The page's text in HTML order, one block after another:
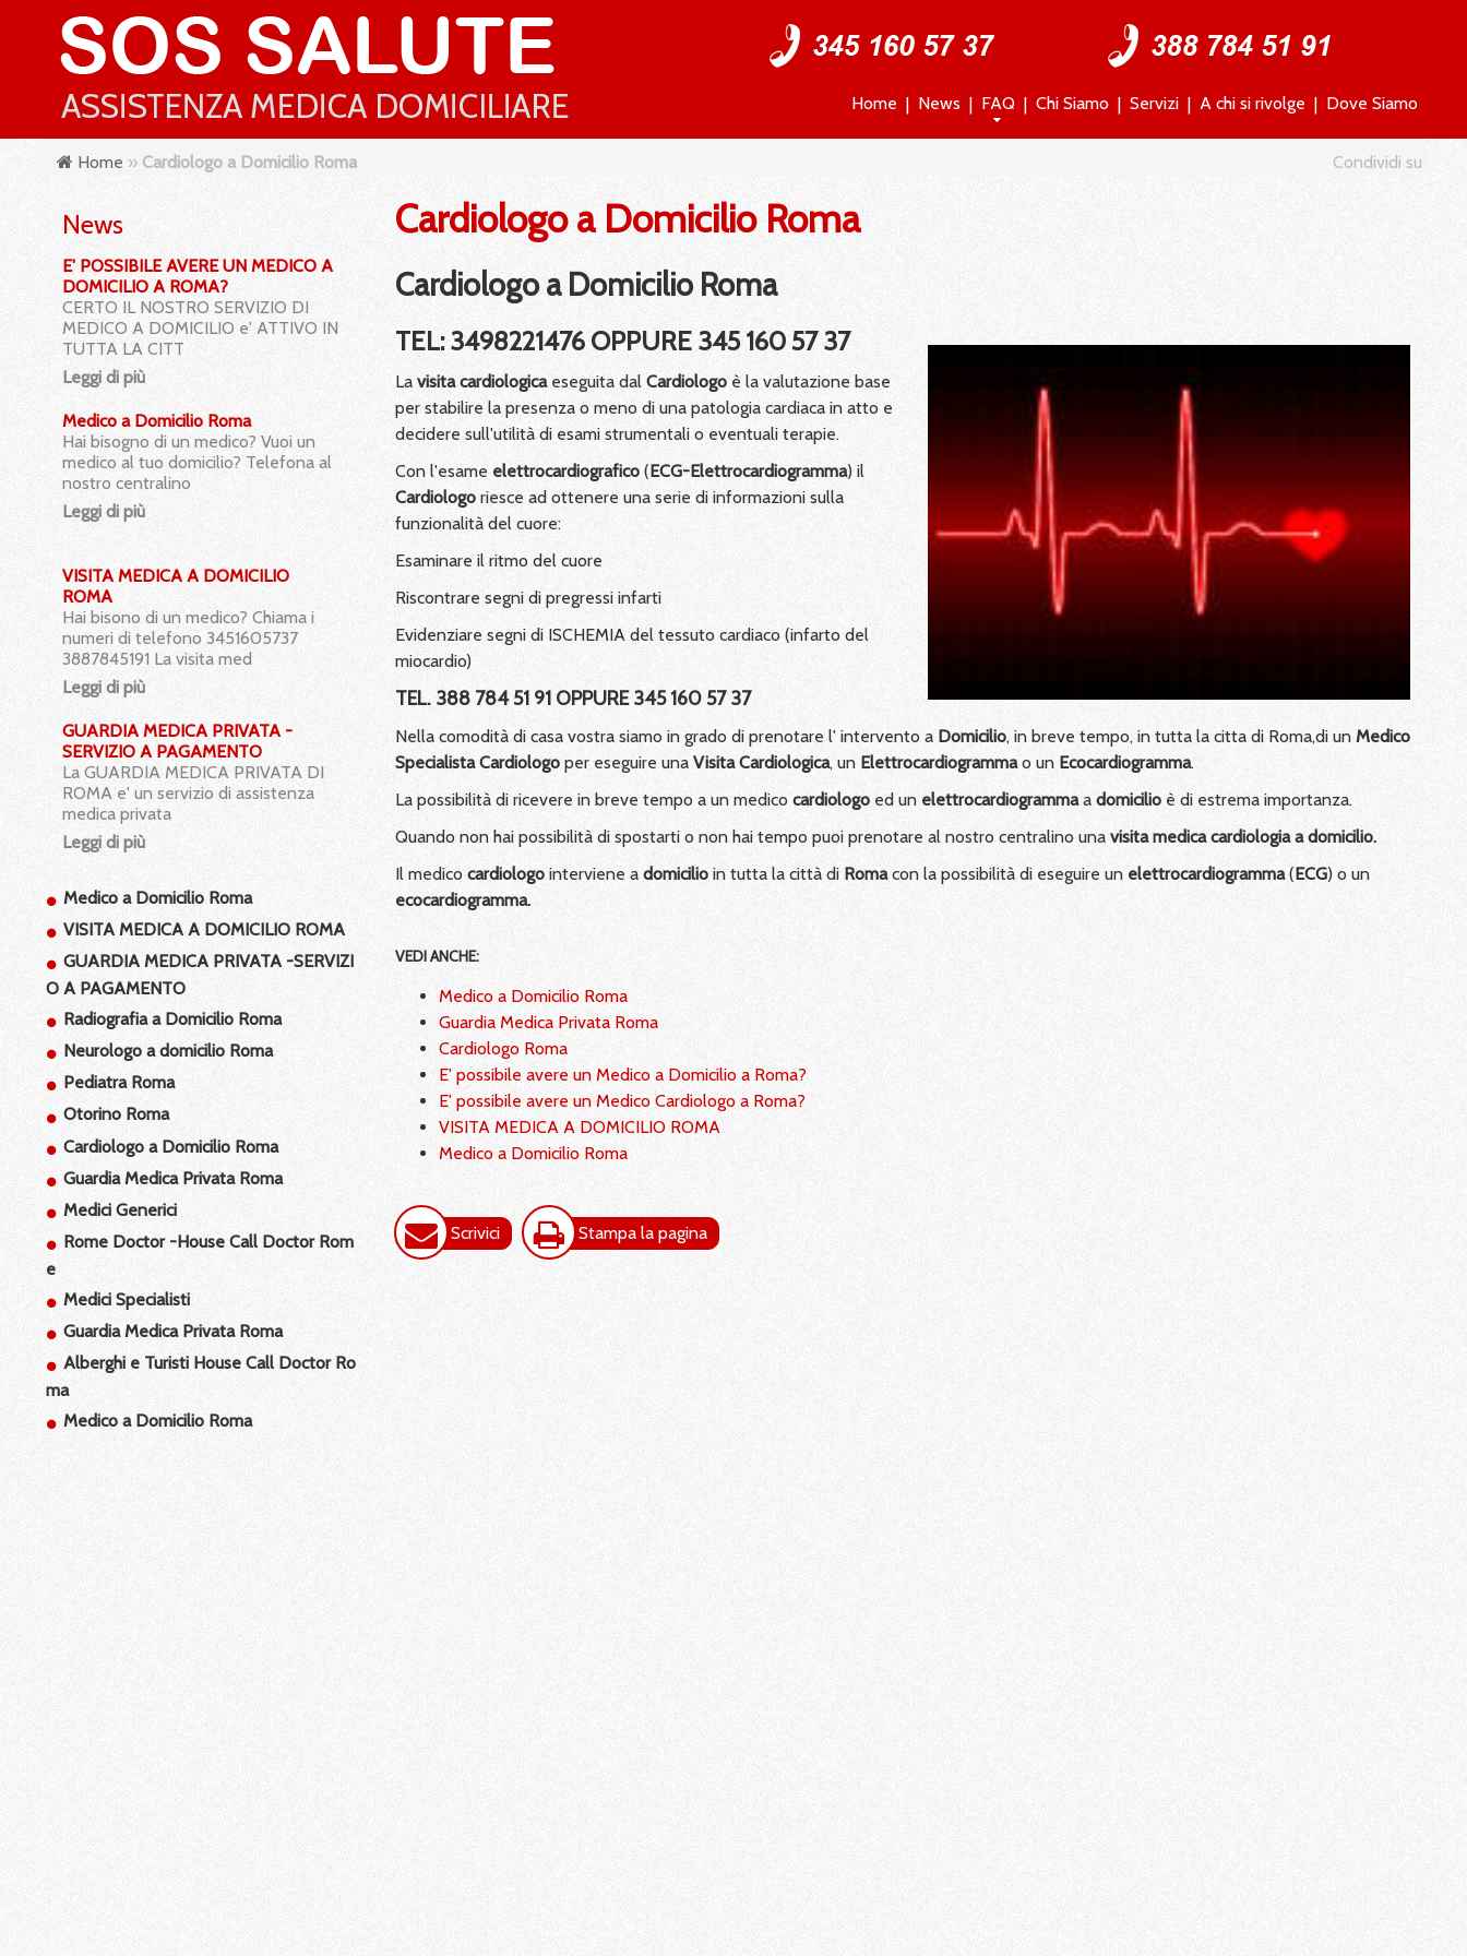
Home News FAQ Chi Siamo Servizi A chi si rivolge Dove Siamo
Home » Cardiologo a Domicilio Roma Condividi su
News
E' POSSIBILE AVERE UN MEDICO A
DOMICILIO A ROMA?
CERTO IL NOSTRO SERVIZIO DI
MEDICO A DOMICILIO e' ATTIVO IN
TUTTA LA CITT
Leggi di più
Medico a Domicilio Roma
Hai bisogno di un medico? Vuoi un
medico al tuo domicilio? Telefona al
nostro centralino
Leggi di più
VISITA MEDICA A DOMICILIO
ROMA
Hai bisono di un medico? Chiama i
numeri di telefono 3451605737
3887845191 La visita med
Leggi di più
GUARDIA MEDICA PRIVATA -
SERVIZIO A PAGAMENTO
La GUARDIA MEDICA PRIVATA DI
ROMA e' un servizio di assistenza
medica privata
Leggi di più
Radiografia a Domicilio Roma
CONTATTI: 345 160 57 37 - 388 784
51 91 La diagnostica strumentale
Medico a Domicilio Roma Quando e
Perche'
Sos salute un vero Ambulatorio
Polispecialistico a Domicilio in tutta
la citta' d
Leggi di più
Il servizio di Guardia Medica Privata a
Roma e' rivolto a tutte quelle
Neurologo a domicilio Roma
CONTATTI: 345 160 57 37 - 388 784
51 91 La visita Medica Specialistica
Neurologica ha lo
professionista utile pe
Leggi di più
Medico a Domicilio Roma
VISITA MEDICA A DOMICILIO ROMA
GUARDIA MEDICA PRIVATA -SERVIZI
O A PAGAMENTO
Radiografia a Domicilio Roma
Neurologo a domicilio Roma
Pediatra Roma
Otorino Roma
Cardiologo a Domicilio Roma
Guardia Medica Privata Roma
Medici Generici
Rome Doctor -House Call Doctor Rom
e
Medici Specialisti
Guardia Medica Privata Roma
Alberghi e Turisti House Call Doctor Ro
ma
Medico a Domicilio Roma
Cardiologo a Domicilio Roma
Cardiologo a Domicilio Roma
TEL: 3498221476 OPPURE 345 160 57 37
La visita cardiologicaeseguita dal Cardiologo è la valutazione base
per stabilire la presenza o meno di una patologia cardiaca in atto e
decidere sull'utilità di esami strumentali o eventuali terapie.
Con l'esame elettrocardiografico (ECG-Elettrocardiogramma) il
Cardiologo riesce ad ottenere una serie di informazioni sulla
funzionalità del cuore:
Esaminare il ritmo del cuore
Riscontrare segni di pregressi infarti
Evidenziare segni di ISCHEMIA del tessuto cardiaco (infarto del
miocardio)
TEL. 388 784 51 91 OPPURE 345 160 57 37
Nella comodità di casa vostra siamo in grado di prenotare l' intervento a Domicilio, in breve tempo, in tutta la citta di Roma,di un Medico
Specialista Cardiologo per eseguire una Visita Cardiologica, un Elettrocardiogrammao un Ecocardiogramma.
La possibilità di ricevere in breve tempo a un medico cardiologo ed un elettrocardiogrammaa domicilio è di estrema importanza.
Quando non hai possibilità di spostarti o non hai tempo puoi prenotare al nostro centralino una visita medica cardiologia a domicilio.
Il medico cardiologo interviene a domicilio in tutta la città di Romacon la possibilità di eseguire un elettrocardiogramma(ECG) o un
ecocardiogramma.
VEDI ANCHE:
Medico a Domicilio Roma
Guardia Medica Privata Roma
Cardiologo Roma
E' possibile avere un Medico a Domicilio a Roma?
E' possibile avere un Medico Cardiologo a Roma?
VISITA MEDICA A DOMICILIO ROMA
Medico a Domicilio Roma
Scrivici Stampa la pagina